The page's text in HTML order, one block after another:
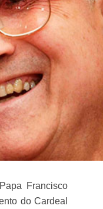
Francisco
do Cardeal